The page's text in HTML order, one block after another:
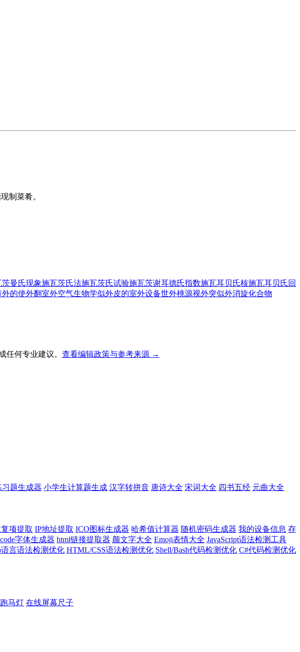
制菜肴。
茨曼氏现象施瓦茨氏法施瓦茨氏试验施瓦茨谢耳德氏指数施瓦耳贝氏核施瓦耳贝氏回
外的使外翻室外空气生物学似外皮的室外设备世外桃源视外突似外消旋化合物
任何专业建议。 查看编辑政策与参考来源 →
题生成器 小学生计算题生成 汉字转拼音 唐诗大全 宋词大全 四书五经 元曲大全
项提取 IP地址提取 ICO图标生成器 哈希值计算器 随机密码生成器 我的设备信息 存
字体生成器 html链接提取器 颜文字大全 Emoji表情大全 JavaScript语法检测工具
语言语法检测优化 HTML/CSS语法检测优化 Shell/Bash代码检测优化 C#代码检测优化
马灯 在线屏幕尺子